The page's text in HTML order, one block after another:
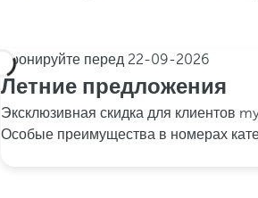
Бронируйте перед 22-09-2026
Летние предложения
Эксклюзивная скидка для клиентов
Особые преимущества в номерах